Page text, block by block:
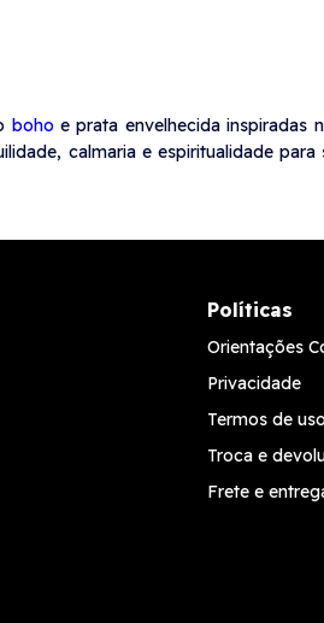
boho e prata envelhecida inspiradas
calmaria e espiritualidade
Políticas
Orientações
Privacidade
Termos de uso
Troca e
Frete e